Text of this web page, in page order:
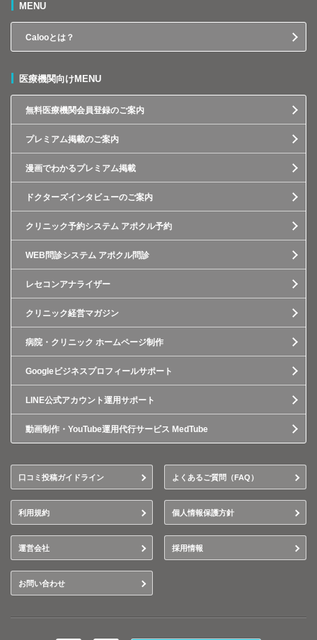
MENU
Calooとは？
医療機関向けMENU
無料医療機関会員登録のご案内
プレミアム掲載のご案内
漫画でわかるプレミアム掲載
ドクターズインタビューのご案内
クリニック予約システム アポクル予約
WEB問診システム アポクル問診
レセコンアナライザー
クリニック経営マガジン
病院・クリニック ホームページ制作
Googleビジネスプロフィールサポート
LINE公式アカウント運用サポート
動画制作・YouTube運用代行サービス MedTube
口コミ投稿ガイドライン よくあるご質問（FAQ）
利用規約 個人情報保護方針
運営会社 採用情報
お問い合わせ